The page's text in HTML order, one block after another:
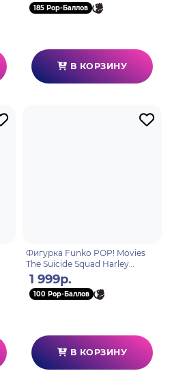
185 Pop-Баллов
В КОРЗИНУ
Фигурка Funko POP! Movies
The Suicide Squad Harley
(Damaged Dress) (1111) 56016
1 999р.
100 Pop-Баллов
В КОРЗИНУ